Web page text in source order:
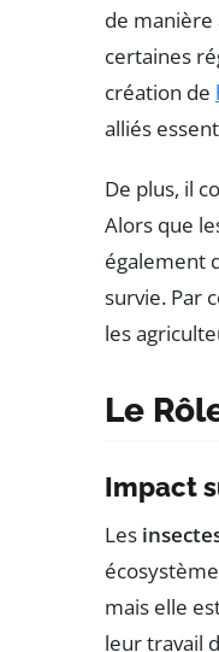
de manière
certaines
création de
alliés
De plus, il
Alors que
également
survie. Par
les
Le
Impact
Les
mais elle
leur travail